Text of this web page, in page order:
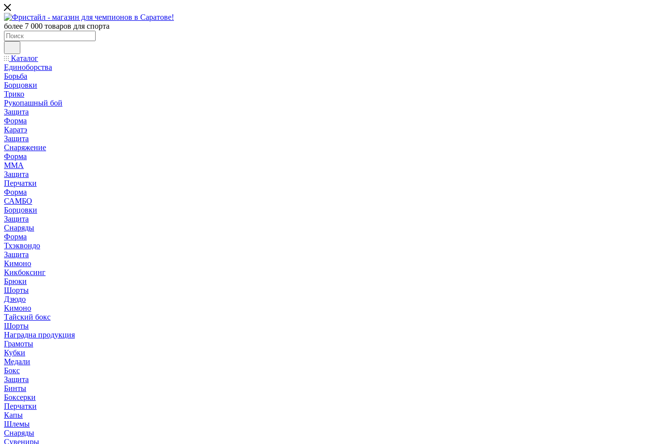
более 7 000 товаров для спорта
Каталог
Единоборства
Борьба
Борцовки
Трико
Рукопашный бой
Защита
Форма
Каратэ
Защита
Снаряжение
Форма
ММА
Защита
Перчатки
Форма
САМБО
Борцовки
Защита
Снаряды
Форма
Тхэквондо
Защита
Кимоно
Кикбоксинг
Брюки
Шорты
Дзюдо
Кимоно
Тайский бокс
Шорты
Наградна продукция
Грамоты
Кубки
Медали
Бокс
Защита
Бинты
Боксерки
Перчатки
Капы
Шлемы
Снаряды
Сувениры